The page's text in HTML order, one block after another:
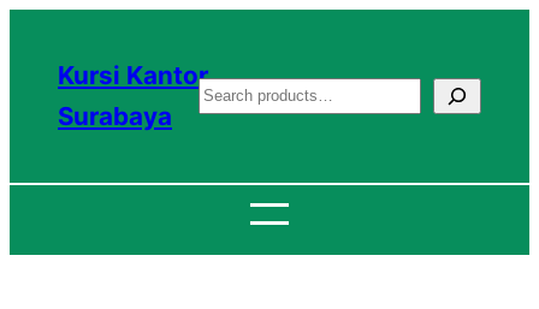
konten
Kursi Kantor
Surabaya
S
a
c